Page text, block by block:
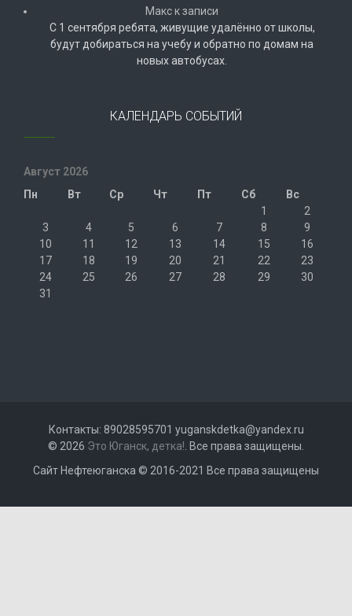
Макск записи
С 1 сентября ребята, живущие удалённо от школы,
будут добираться на учебу и обратно по домам на
новых автобусах.
КАЛЕНДАРЬ СОБЫТИЙ
Август 2026
Пн
Вт Ср Чт Пт Сб
Вс
1
2
3
4 5 6 7 8
9
10
11 12 13 14 15
16
17
18 19 20 21 22
23
24
25 26 27 28 29
30
31
Контакты: 89028595701 yuganskdetka@yandex.ru
© 2026 Это Юганск, детка! . Все права защищены.
Сайт Нефтеюганска © 2016-2021 Все права защищены